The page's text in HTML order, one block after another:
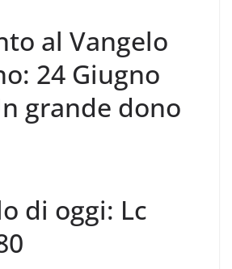
al Vangelo
24 Giugno
grande dono
di oggi: Lc